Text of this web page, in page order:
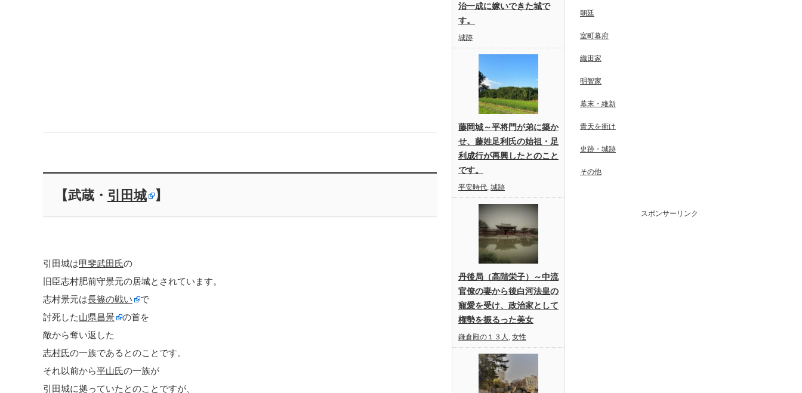
【武蔵・ 引田城 】
引田城は甲斐武田氏の
旧臣志村肥前守景元の居城とされています。
志村景元は長篠の戦い
で
討死した山県昌景
の首を
敵から奪い返した
志村氏の一族であるとのことです。
それ以前から平山氏の一族が
引田城に拠っていたとのことですが、
治一成に嫁いできた城で
す。
城跡
藤岡城～平将門が弟に築か
せ、藤姓足利氏の始祖・足
利成行が再興したとのこと
です。
平安時代, 城跡
丹後局（高階栄子）～中流
官僚の妻から後白河法皇の
寵愛を受け、政治家として
権勢を振るった美女
鎌倉殿の１３人 , 女性
朝廷
室町幕府
織田家
明智家
幕末・維新
青天を衝け
史跡・城跡
その他
スポンサーリンク